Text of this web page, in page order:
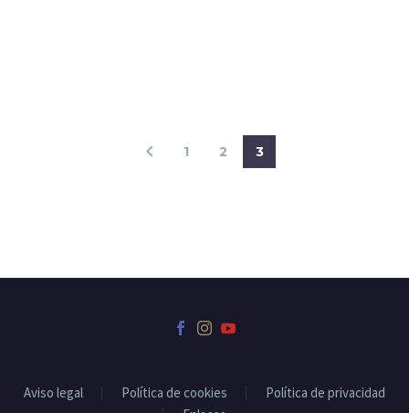
1 2 3
Aviso legal Política de cookies
Política de privacidad